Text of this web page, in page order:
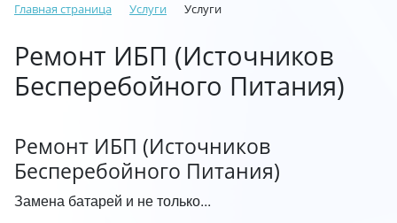
Главная страница Услуги Услуги
Ремонт ИБП (Источников
Бесперебойного Питания)
Ремонт ИБП (Источников
Бесперебойного Питания)
Замена батарей и не только...